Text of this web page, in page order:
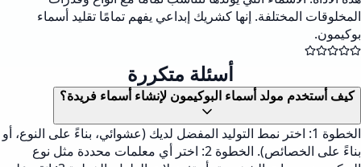
المخلوقات المختلفة. إنها كشريك إبداعي يفهم تمامًا تقليد أسماء
بوكيمون.
أسئلة متكررة
كيف أستخدم مولد أسماء البوكيمون لإنشاء أسماء فريدة؟
الخطوة 1: اختر نمط التوليد المفضل لديك (عشوائي، بناءً على النوع، أو
بناءً على الخصائص). الخطوة 2: اختر أي معلمات محددة مثل نوع